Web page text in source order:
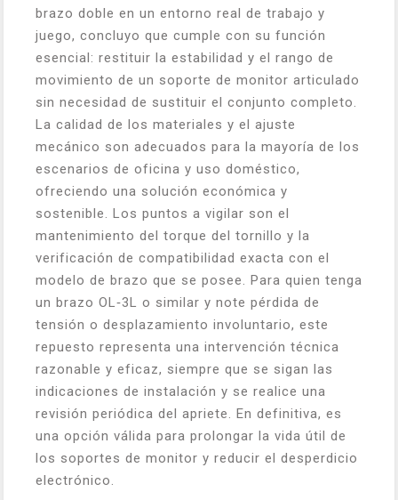
brazo doble en un entorno real de trabajo y
juego, concluyo que cumple con su función
esencial: restituir la estabilidad y el rango de
movimiento de un soporte de monitor articulado
sin necesidad de sustituir el conjunto completo.
La calidad de los materiales y el ajuste
mecánico son adecuados para la mayoría de los
escenarios de oficina y uso doméstico,
ofreciendo una solución económica y
sostenible. Los puntos a vigilar son el
mantenimiento del torque del tornillo y la
verificación de compatibilidad exacta con el
modelo de brazo que se posee. Para quien tenga
un brazo OL‑3L o similar y note pérdida de
tensión o desplazamiento involuntario, este
repuesto representa una intervención técnica
razonable y eficaz, siempre que se sigan las
indicaciones de instalación y se realice una
revisión periódica del apriete. En definitiva, es
una opción válida para prolongar la vida útil de
los soportes de monitor y reducir el desperdicio
electrónico.